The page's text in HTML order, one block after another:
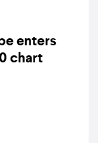
enters
chart